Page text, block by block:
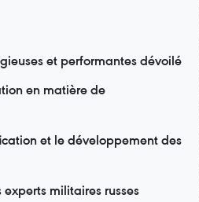
et performantes dévoilé
en matière de
et le développement des
militaires russes